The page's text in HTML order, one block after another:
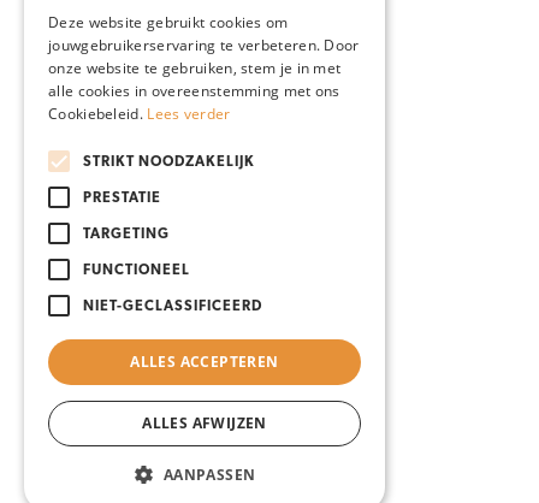
Deze website gebruikt cookies om
jouwgebruikerservaring te verbeteren. Door
onze website te gebruiken, stem je in met
alle cookies in overeenstemming met ons
Cookiebeleid. Lees verder
STRIKT NOODZAKELIJK
PRESTATIE
TARGETING
FUNCTIONEEL
NIET-GECLASSIFICEERD
ALLES ACCEPTEREN
ALLES AFWIJZEN
AANPASSEN